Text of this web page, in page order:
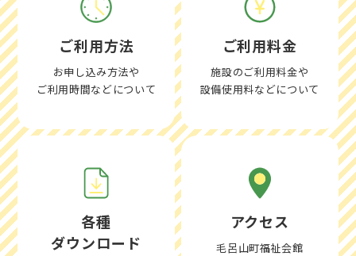
ご利用方法
お申し込み方法や
ご利用時間などについて
ご利用料金
施設のご利用料金や
設備使用料などについて
各種
ダウンロード
アクセス
毛呂山町福祉会館